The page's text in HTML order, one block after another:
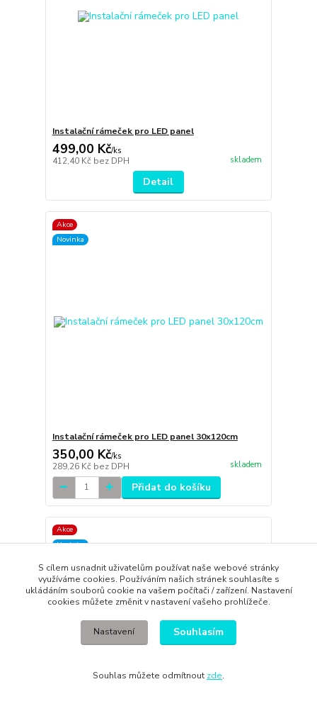
Instalační rámeček pro LED panel
499,00 Kč/ks
412,40 Kč bez DPH skladem
Detail
Akce
Novinka
Instalační rámeček pro LED panel 30x120cm
350,00 Kč/ks
289,26 Kč bez DPH skladem
Přidat do košíku
Akce
Novinka
S cílem usnadnit uživatelům používat naše webové stránky
využíváme cookies. Používáním našich stránek souhlasíte s
ukládáním souborů cookie na vašem počítači / zařízení. Nastavení
cookies můžete změnit v nastavení vašeho prohlížeče.
Nastavení Souhlasím
Souhlas můžete odmítnout zde.